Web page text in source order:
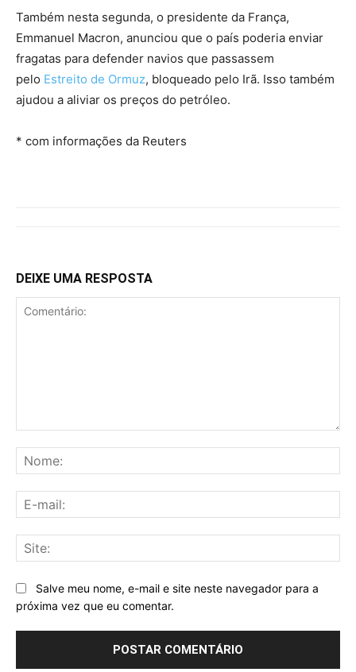
Também nesta segunda, o presidente da França,
Emmanuel Macron, anunciou que o país poderia enviar
fragatas para defender navios que passassem
pelo Estreito de Ormuz, bloqueado pelo Irã. Isso também
ajudou a aliviar os preços do petróleo.
* com informações da Reuters
DEIXE UMA RESPOSTA
Salve meu nome, e-mail e site neste navegador para a
próxima vez que eu comentar.